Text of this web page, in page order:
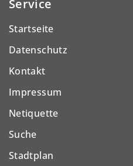
Service
Startseite
Datenschutz
Kontakt
Impressum
Netiquette
Suche
Stadtplan